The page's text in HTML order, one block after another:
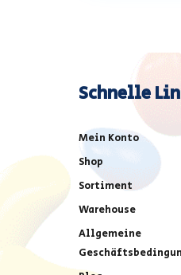
Schnelle
Mein Konto
Shop
Sortiment
Warehouse
Allgemeine